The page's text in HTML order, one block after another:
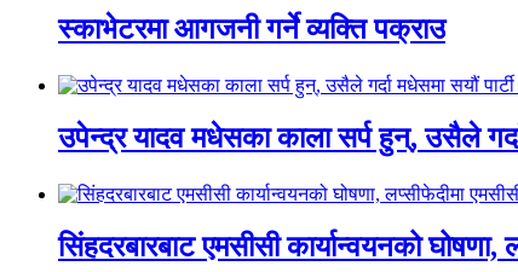
स्काभेटरमा आगजनी गर्ने व्यक्ति पक्राउ
उपेन्द्र यादव मधेसका काला सर्प हुन्, उसैले
सिंहदरबारबाट एमसीसी कार्यान्वयनको